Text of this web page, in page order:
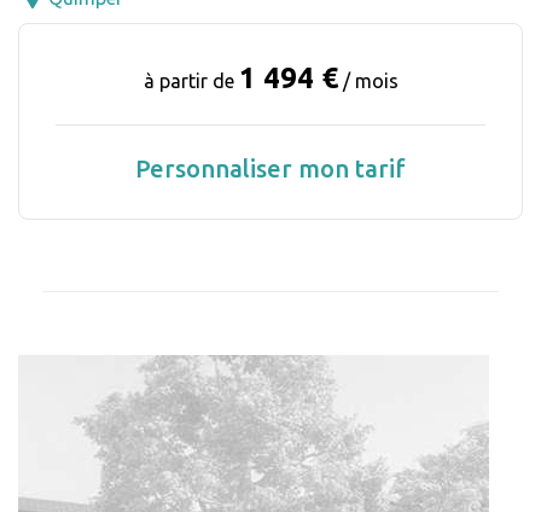
à partir de 1 494 € / mois
Personnaliser mon tarif